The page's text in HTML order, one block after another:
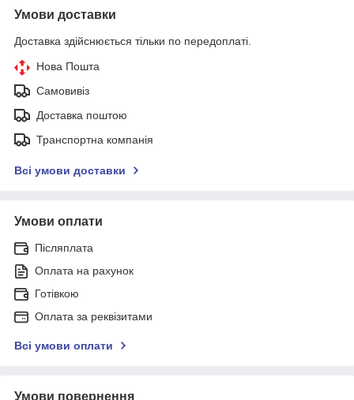
Умови доставки
Доставка здійснюється тільки по передоплаті.
Нова Пошта
Самовивіз
Доставка поштою
Транспортна компанія
Всі умови доставки
Умови оплати
Післяплата
Оплата на рахунок
Готівкою
Оплата за реквізитами
Всі умови оплати
Умови повернення